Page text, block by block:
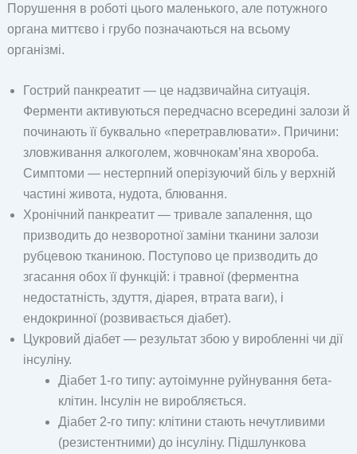
Порушення в роботі цього маленького, але потужного
органа миттєво і грубо позначаються на всьому
організмі.
Гострий панкреатит — це надзвичайна ситуація.
Ферменти активуються передчасно всередині залози й
починають її буквально «перетравлювати». Причини:
зловживання алкоголем, жовчнокам’яна хвороба.
Симптоми — нестерпний оперізуючий біль у верхній
частині живота, нудота, блювання.
Хронічний панкреатит — тривале запалення, що
призводить до незворотної заміни тканини залози
рубцевою тканиною. Поступово це призводить до
згасання обох її функцій: і травної (ферментна
недостатність, здуття, діарея, втрата ваги), і
ендокринної (розвивається діабет).
Цукровий діабет — результат збою у виробленні чи дії
інсуліну.
Діабет 1-го типу: аутоімунне руйнування бета-
клітин. Інсулін не виробляється.
Діабет 2-го типу: клітини стають нечутливими
(резистентними) до інсуліну. Підшлункова